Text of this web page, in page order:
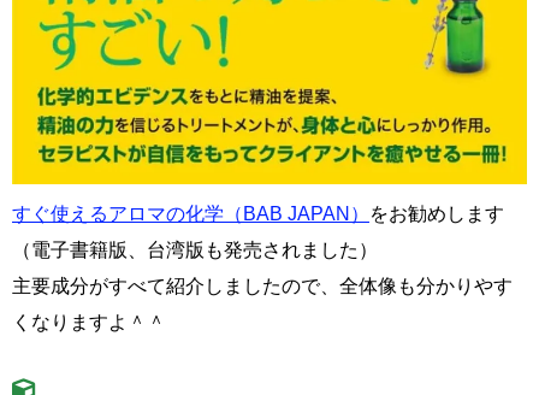
すぐ使えるアロマの化学（BAB JAPAN）
をお勧めします
（電子書籍版、台湾版も発売されました）
主要成分がすべて紹介しましたので、全体像も分かりやす
くなりますよ＾＾